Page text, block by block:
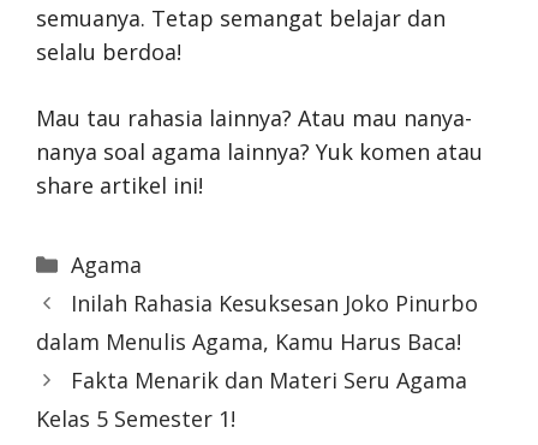
semuanya. Tetap semangat belajar dan
selalu berdoa!
Mau tau rahasia lainnya? Atau mau nanya-
nanya soal agama lainnya? Yuk komen atau
share artikel ini!
Categories
Agama
Inilah Rahasia Kesuksesan Joko Pinurbo
dalam Menulis Agama, Kamu Harus Baca!
Fakta Menarik dan Materi Seru Agama
Kelas 5 Semester 1!